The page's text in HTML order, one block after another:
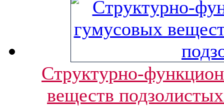
Структурно-
веществ